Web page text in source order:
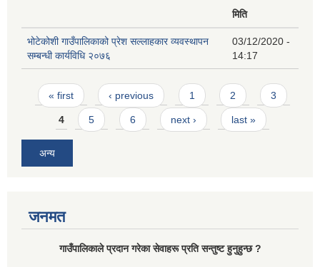
मिति
भोटेकोशी गाउँपालिकाको प्रेश सल्लाहकार व्यवस्थापन
सम्बन्धी कार्यविधि २०७६
03/12/2020 -
14:17
Pages
« first ‹ previous 1 2 3
4 5 6 next › last »
अन्य
जनमत
गाउँपालिकाले प्रदान गरेका सेवाहरू प्रति सन्तुष्ट हुनुहुन्छ ?